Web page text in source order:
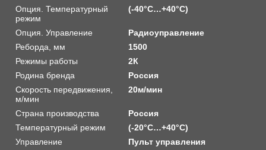
Опция. Температурный
режим
(-40°C…+40°C)
Опция. Управление
Радиоуправление
Реборда, мм
1500
Режимы работы
2К
Родина бренда
Россия
Скорость передвижения,
м/мин
20м/мин
Страна производства
Россия
Температурный режим
(-20°C…+40°C)
Управление
Пульт управления